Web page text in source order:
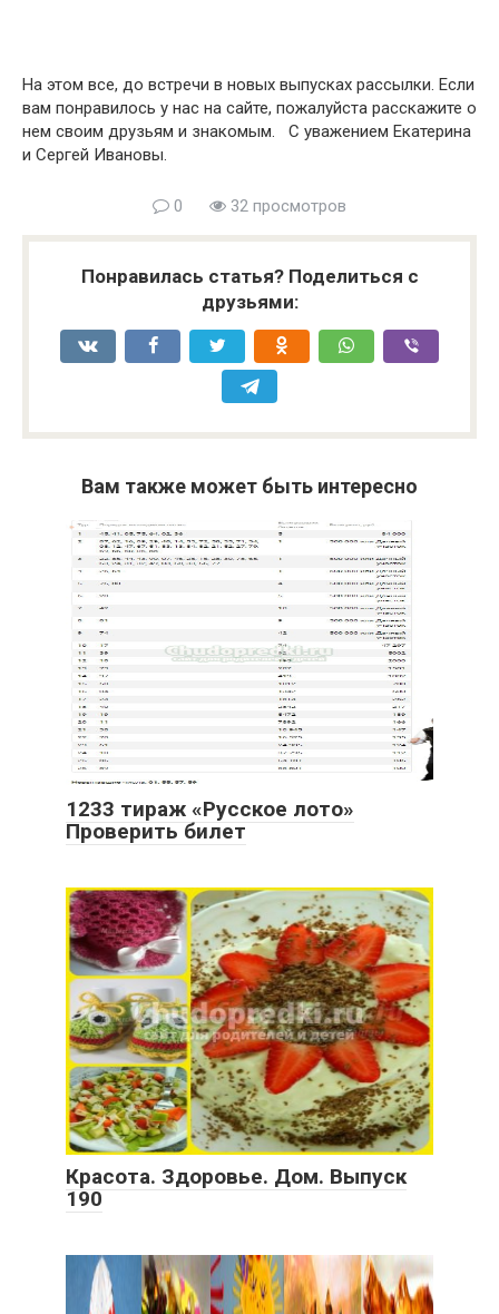
На этом все, до встречи в новых выпусках рассылки. Если
вам понравилось у нас на сайте, пожалуйста расскажите о
нем своим друзьям и знакомым. С уважением Екатерина
и Сергей Ивановы.
0 32 просмотров
Понравилась статья? Поделиться с
друзьями:
Вам также может быть интересно
1233 тираж «Русское лото»
Проверить билет
Красота. Здоровье. Дом. Выпуск
190